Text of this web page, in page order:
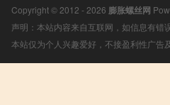
Copyright © 2012 - 2026 膨胀螺丝网
声明：本站内容来自互联网，如信息有
本站仅为个人兴趣爱好，不接盈利性广告